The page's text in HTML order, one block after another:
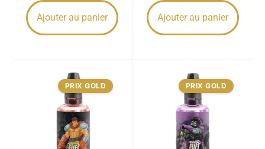
Ajouter au panier Ajouter au panier
PRIX GOLD PRIX GOLD